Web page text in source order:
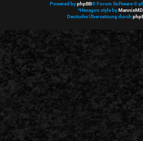
Powered byphpBB® Forum Software ©
*Hexagon style byMannixMD
Deutsche Übersetzung durch